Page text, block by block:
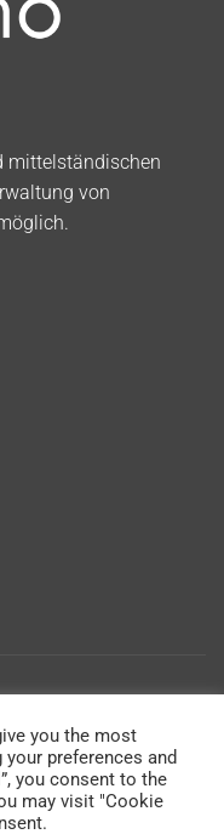
mittelständischen
von
you the most
preferences and
you consent to the
may visit "Cookie
dass Sie auf
machen. Wenn
wir davon aus, dass